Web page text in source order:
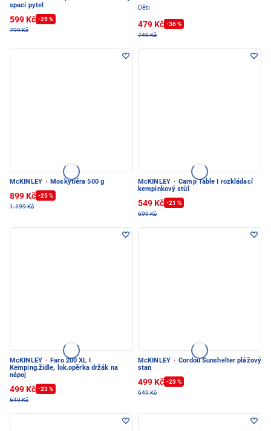
spací pytel
599 Kč -25 %
799 Kč
Děti
479 Kč -36 %
749 Kč
McKINLEY · Moskytiéra 500 g
899 Kč -25 %
1.199 Kč
McKINLEY · Camp Table I rozkládací
kempinkový stůl
549 Kč -21 %
699 Kč
McKINLEY · Faro 200 XL I
Kemping.židle, lok.opěrka držák na
nápoj
499 Kč -23 %
649 Kč
McKINLEY · Cordou Sunshelter plážový
stan
499 Kč -23 %
649 Kč